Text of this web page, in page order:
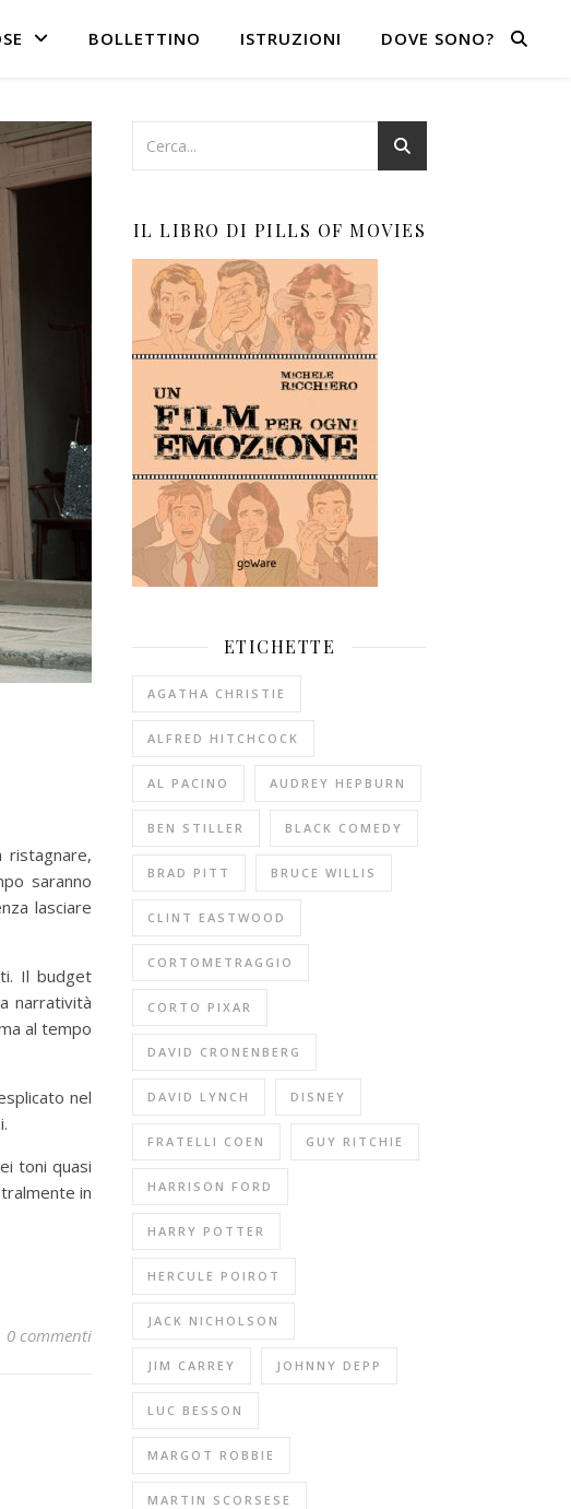
BOLLETTINO ISTRUZIONI DOVE SONO?
ristagnare,
saranno
lasciare
Il budget
narratività
al tempo
nel
toni quasi
in
0 commenti
IL LIBRO DI PILLS OF MOVIES
ETICHETTE
AGATHA CHRISTIE
ALFRED HITCHCOCK
AL PACINO AUDREY HEPBURN
BEN STILLER BLACK COMEDY
BRAD PITT BRUCE WILLIS
CLINT EASTWOOD
CORTOMETRAGGIO
CORTO PIXAR
DAVID CRONENBERG
DAVID LYNCH DISNEY
FRATELLI COEN GUY RITCHIE
HARRISON FORD
HARRY POTTER
HERCULE POIROT
JACK NICHOLSON
JIM CARREY JOHNNY DEPP
LUC BESSON
MARGOT ROBBIE
MARTIN SCORSESE